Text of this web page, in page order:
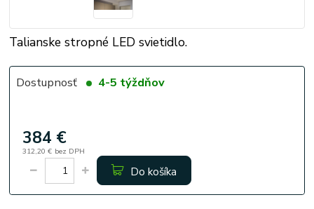
Talianske stropné LED svietidlo.
Dostupnosť 4-5 týždňov
384 €
312,20 € bez DPH
Do košíka